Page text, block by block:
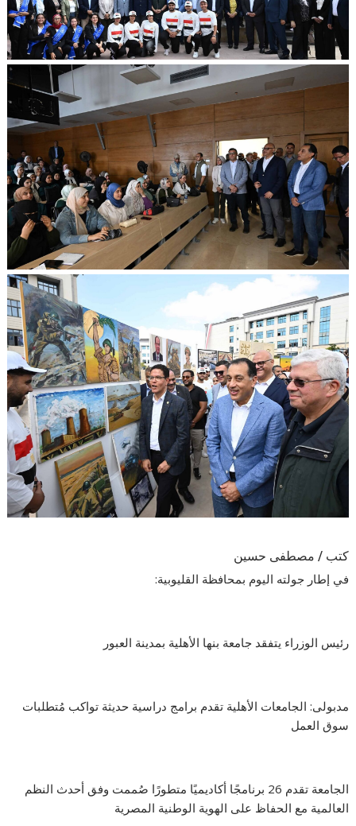
كتب / مصطفى حسين
في إطار جولته اليوم بمحافظة القليوبية:
رئيس الوزراء يتفقد جامعة بنها الأهلية بمدينة العبور
مدبولى: الجامعات الأهلية تقدم برامج دراسية حديثة تواكب مُتطلبات
سوق العمل
الجامعة تقدم 26 برنامجًا أكاديميًا متطورًا صُممت وفق أحدث النظم
العالمية مع الحفاظ على الهوية الوطنية المصرية